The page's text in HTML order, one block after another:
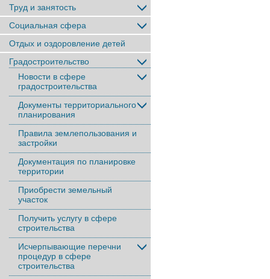
Труд и занятость
Социальная сфера
Отдых и оздоровление детей
Градостроительство
Новости в сфере
градостроительства
Документы территориального
планирования
Правила землепользования и
застройки
Документация по планировке
территории
Приобрести земельный
участок
Получить услугу в сфере
строительства
Исчерпывающие перечни
процедур в сфере
строительства